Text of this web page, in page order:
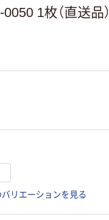
1枚（直送品）
リエーションを見る